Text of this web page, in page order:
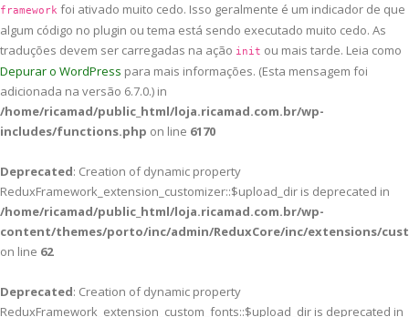
framework foi ativado muito cedo. Isso geralmente é um indicador de que
algum código no plugin ou tema está sendo executado muito cedo. As
traduções devem ser carregadas na ação init ou mais tarde. Leia como
Depurar o WordPress para mais informações. (Esta mensagem foi
adicionada na versão 6.7.0.) in
/home/ricamad/public_html/loja.ricamad.com.br/wp-
includes/functions.php on line 6170
Deprecated: Creation of dynamic property
ReduxFramework_extension_customizer::$upload_dir is deprecated in
/home/ricamad/public_html/loja.ricamad.com.br/wp-
content/themes/porto/inc/admin/ReduxCore/inc/extensions/
on line 62
Deprecated: Creation of dynamic property
ReduxFramework_extension_custom_fonts::$upload_dir is deprecated in